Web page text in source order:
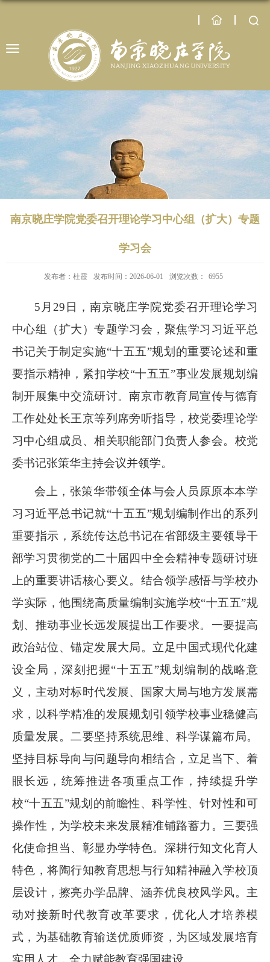
南京晓庄学院党委召开理论学习中心组（扩大）专题
学习会
发布者：杜霞 发布时间：2026-06-01 浏览次数： 6955
5月29日，南京晓庄学院党委召开理论学习
中心组（扩大）专题学习会，聚焦学习习近平总
书记关于制定实施“十五五”规划的重要论述和重
要指示精神，紧扣学校“十五五”事业发展规划编
制开展集中交流研讨。南京市教育局宣传与德育
工作处处长王京等列席旁听指导，校党委理论学
习中心组成员、相关职能部门负责人参会。校党
委书记张策华主持会议并领学。
会上，张策华带领全体与会人员原原本本学
习习近平总书记就“十五五”规划编制作出的系列
重要指示，系统传达总书记在省部级主要领导干
部学习贯彻党的二十届四中全会精神专题研讨班
上的重要讲话核心要义。结合领学感悟与学校办
学实际，他围绕高质量编制实施学校“十五五”规
划、推动事业长远发展提出工作要求。一要提高
政治站位、锚定发展大局。立足中国式现代化建
设全局，深刻把握“十五五”规划编制的战略意
义，主动对标时代发展、国家大局与地方发展需
求，以科学精准的发展规划引领学校事业稳健高
质量发展。二要坚持系统思维、科学谋篇布局。
坚持目标导向与问题导向相结合，立足当下、着
眼长远，统筹推进各项重点工作，持续提升学
校“十五五”规划的前瞻性、科学性、针对性和可
操作性，为学校未来发展精准铺路蓄力。三要强
化使命担当、彰显办学特色。深耕行知文化育人
特色，将陶行知教育思想与行知精神融入学校顶
层设计，擦亮办学品牌、涵养优良校风学风。主
动对接新时代教育改革要求，优化人才培养模
式，为基础教育输送优质师资，为区域发展培育
实用人才，全力赋能教育强国建设。